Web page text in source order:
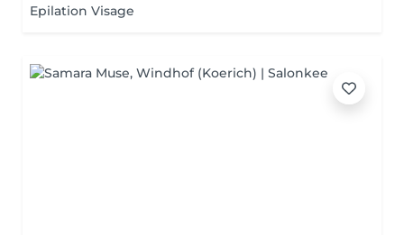
Epilation Visage